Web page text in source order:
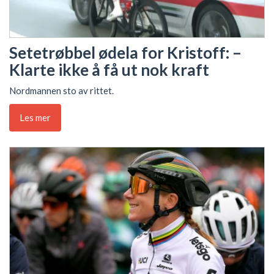
Setetrøbbel ødela for Kristoff: –
Klarte ikke å få ut nok kraft
Nordmannen sto av rittet.
Les mer